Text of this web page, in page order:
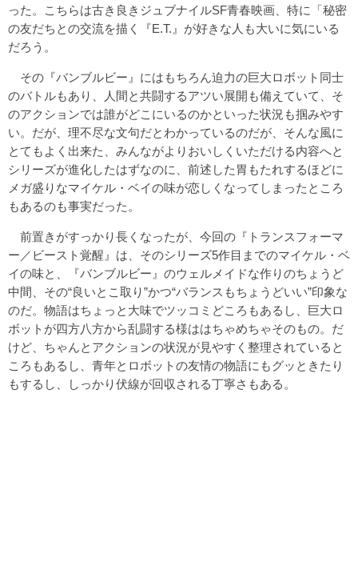
った。こちらは古き良きジュブナイルSF青春映画、特に「秘密
の友だちとの交流を描く『E.T.』が好きな人も大いに気にいる
だろう。
その『バンブルビー』にはもちろん迫力の巨大ロボット同士
のバトルもあり、人間と共闘するアツい展開も備えていて、そ
のアクションでは誰がどこにいるのかといった状況も掴みやす
い。だが、理不尽な文句だとわかっているのだが、そんな風に
とてもよく出来た、みんながよりおいしくいただける内容へと
シリーズが進化したはずなのに、前述した胃もたれするほどに
メガ盛りなマイケル・ベイの味が恋しくなってしまったところ
もあるのも事実だった。
前置きがすっかり長くなったが、今回の『トランスフォーマ
ー／ビースト覚醒』は、そのシリーズ5作目までのマイケル・ベ
イの味と、『バンブルビー』のウェルメイドな作りのちょうど
中間、その“良いとこ取り”かつ“バランスもちょうどいい”印象な
のだ。物語はちょっと大味でツッコミどころもあるし、巨大ロ
ボットが四方八方から乱闘する様ははちゃめちゃそのもの。だ
けど、ちゃんとアクションの状況が見やすく整理されていると
ころもあるし、青年とロボットの友情の物語にもグッときたり
もするし、しっかり伏線が回収される丁寧さもある。